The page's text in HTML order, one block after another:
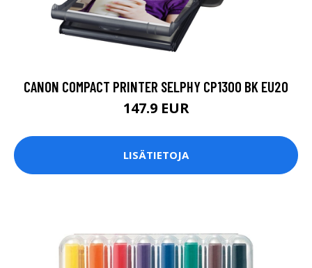
CANON COMPACT PRINTER SELPHY CP1300 BK EU20
147.9 EUR
LISÄTIETOJA